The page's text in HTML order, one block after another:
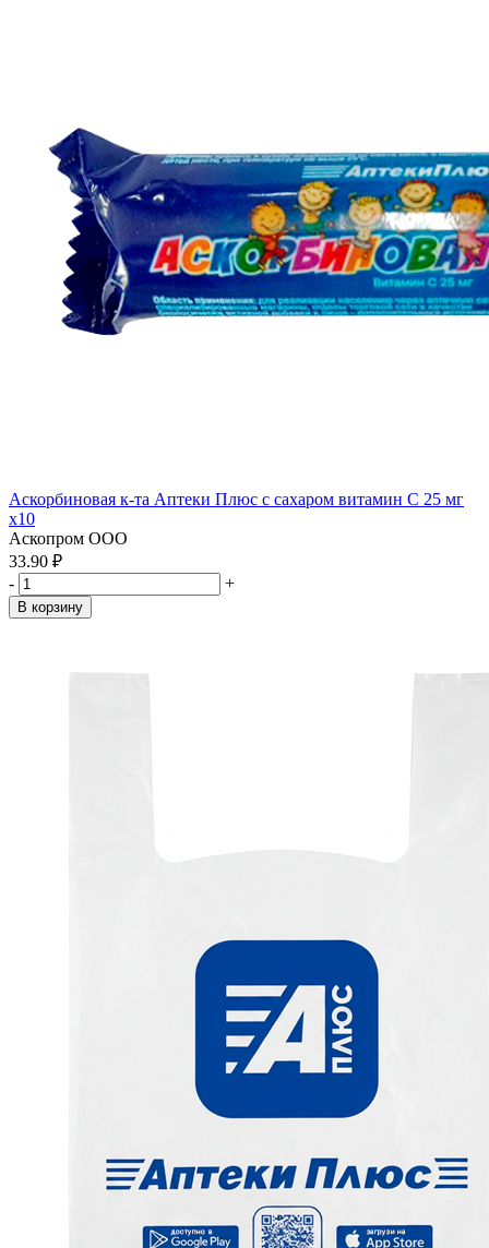
Аскорбиновая к-та Аптеки Плюс с сахаром витамин С 25 мг
x10
Аскопром ООО
33.90 ₽
-
+
В корзину